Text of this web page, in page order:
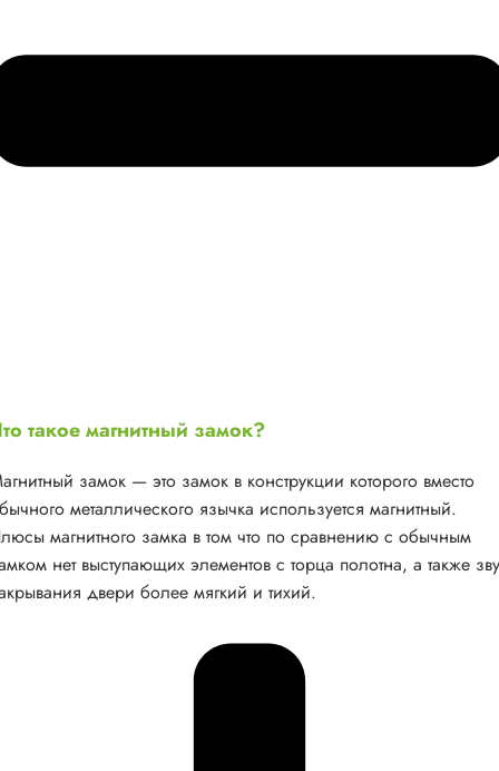
такое магнитный замок?
замок — это замок в конструкции которого вместо
металлического язычка используется магнитный.
магнитного замка в том что по сравнению с обычным
нет выступающих элементов с торца полотна, а также
двери более мягкий и тихий.